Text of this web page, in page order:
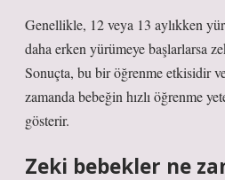
Genellikle, 12 veya 13 aylıkken
daha erken yürümeye başlarlarsa
Sonuçta, bu bir öğrenme etkisidir
zamanda bebeğin hızlı öğrenme
gösterir.
Zeki bebekler ne